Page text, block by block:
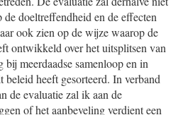
doeltreffendheid en de effecten
ook zien op de wijze waarop de
ontwikkeld over het uitsplitsen van
meerdaadse samenloop en in
heeft gesorteerd. In verband
de evaluatie zal ik aan de
of het aanbeveling verdient een